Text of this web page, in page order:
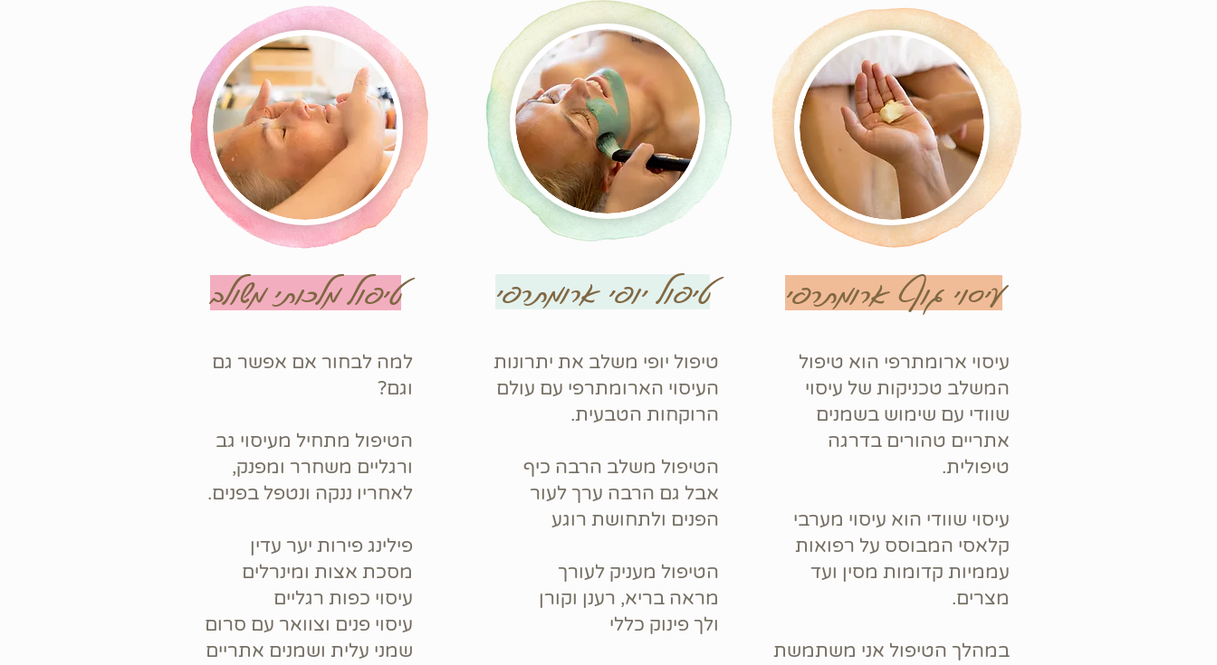
טיפול מלכותי משולב
למה לבחור אם אפשר גם
וגם?
הטיפול מתחיל מעיסוי גב
ורגליים משחרר ומפנק,
לאחריו ננקה ונטפל בפנים.
פילינג פירות יער עדין
מסכת אצות ומינרלים
עיסוי כפות רגליים
עיסוי פנים וצוואר עם סרום
שמני עלית ושמנים אתריים
טיפול יופי ארומתרפי
טיפול יופי משלב את יתרונות
העיסוי הארומתרפי עם עולם
הרוקחות הטבעית.
הטיפול משלב הרבה כיף
אבל גם הרבה ערך לעור
הפנים ולתחושת רוגע
הטיפול מעניק לעורך
מראה בריא, רענן וקורן
ולך פינוק כללי
עיסוי גוף ארומתרפי
עיסוי ארומתרפי הוא טיפול
המשלב טכניקות של עיסוי
שוודי עם שימוש בשמנים
אתריים טהורים בדרגה
טיפולית.
עיסוי שוודי הוא עיסוי מערבי
קלאסי המבוסס על רפואות
עממיות קדומות מסין ועד
מצרים.
במהלך הטיפול אני משתמשת